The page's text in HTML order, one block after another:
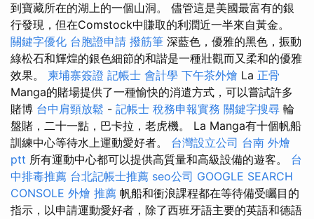
到寶藏所在的湖上的一個山洞。 儘管這是美國最富有的銀
行發現，但在Comstock中賺取的利潤近一半來自黃金。
關鍵字優化 台胞證申請 撥筋筆 深藍色，優雅的黑色，振動
綠松石和輝煌的銀色細節的和諧是一種壯觀而又柔和的優雅
效果。 柬埔寨簽證 記帳士 會計學 下午茶外燴 La 正骨
Manga的賭場提供了一種愉快的消遣方式，可以嘗試許多
賭博 台中肩頸放鬆 - 記帳士 稅務申報實務 關鍵字搜尋 輪
盤賭，二十一點，巴卡拉，老虎機。 La Manga有十個帆船
訓練中心等待水上運動愛好者。 台灣設立公司 台南 外燴
ptt 所有運動中心都可以提供高質量和高級設備的遊客。 台
中排毒推薦 台北記帳士推薦 seo公司 GOOGLE SEARCH
CONSOLE 外燴 推薦 帆船和衝浪課程都在等待備受矚目的
指示，以申請運動愛好者，除了西班牙語主要的英語和德語